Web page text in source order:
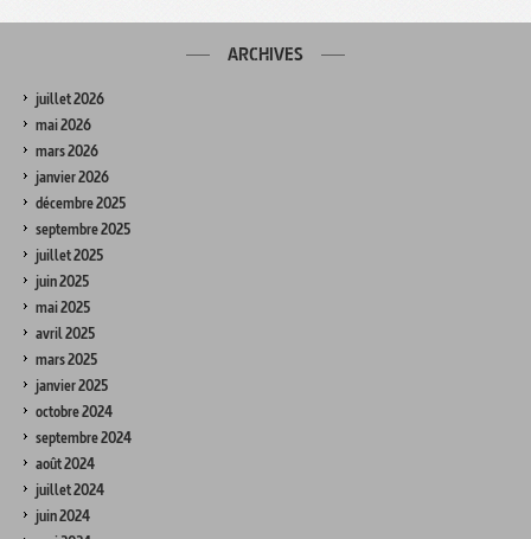
ARCHIVES
juillet 2026
mai 2026
mars 2026
janvier 2026
décembre 2025
septembre 2025
juillet 2025
juin 2025
mai 2025
avril 2025
mars 2025
janvier 2025
octobre 2024
septembre 2024
août 2024
juillet 2024
juin 2024